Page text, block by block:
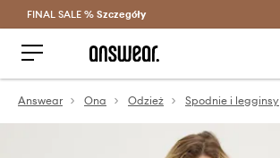
Oszczędzaj z Answear Club >
FINAL SALE % Szczegóły
Answear Ona Odzież Spodnie i legginsy